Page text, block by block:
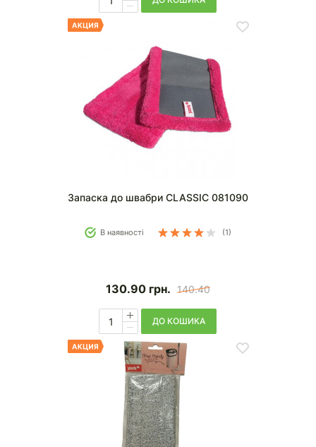
Запаска до швабри CLASSIC 081090
В наявності (1)
130.90 грн. 140.40
ДО КОШИКА